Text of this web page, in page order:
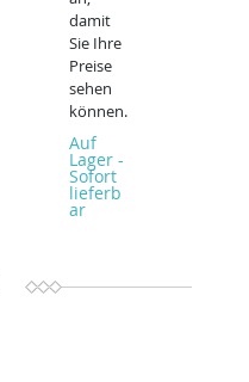
damit
Sie Ihre
Preise
sehen
können.
Auf
Lager -
Sofort
lieferb
ar